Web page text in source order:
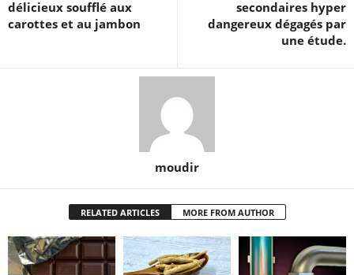
délicieux soufflé aux
carottes et au jambon
secondaires hyper
dangereux dégagés par
une étude.
moudir
RELATED ARTICLES MORE FROM AUTHOR